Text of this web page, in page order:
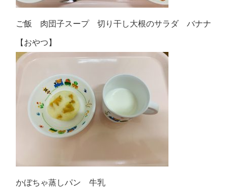
ご飯 肉団子スープ 切り干し大根のサラダ バナナ
【おやつ】
かぼちゃ蒸しパン 牛乳